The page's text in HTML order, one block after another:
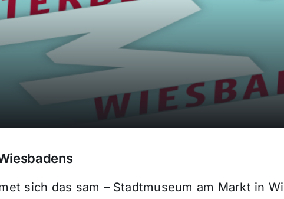
sich das sam – Stadtmuseum am Markt in